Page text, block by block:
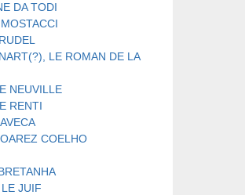
DA TODI
LE ROMAN DE LA
NEUVILLE
RENTI
COELHO
JUIF